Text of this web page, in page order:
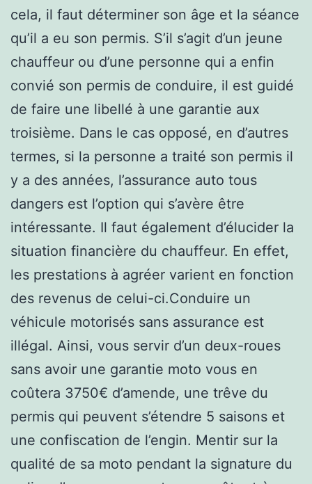
cela, il faut déterminer son âge et la séance
qu’il a eu son permis. S’il s’agit d’un jeune
chauffeur ou d’une personne qui a enfin
convié son permis de conduire, il est guidé
de faire une libellé à une garantie aux
troisième. Dans le cas opposé, en d’autres
termes, si la personne a traité son permis il
y a des années, l’assurance auto tous
dangers est l’option qui s’avère être
intéressante. Il faut également d’élucider la
situation financière du chauffeur. En effet,
les prestations à agréer varient en fonction
des revenus de celui-ci.Conduire un
véhicule motorisés sans assurance est
illégal. Ainsi, vous servir d’un deux-roues
sans avoir une garantie moto vous en
coûtera 3750€ d’amende, une trêve du
permis qui peuvent s’étendre 5 saisons et
une confiscation de l’engin. Mentir sur la
qualité de sa moto pendant la signature du